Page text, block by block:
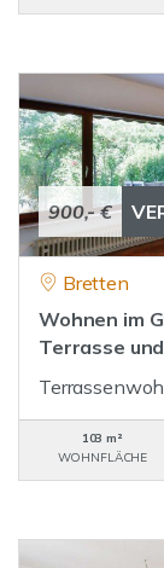
900,- €
Bretten
Wohnen im
Terrasse
103 m²
WOHNFLÄCHE